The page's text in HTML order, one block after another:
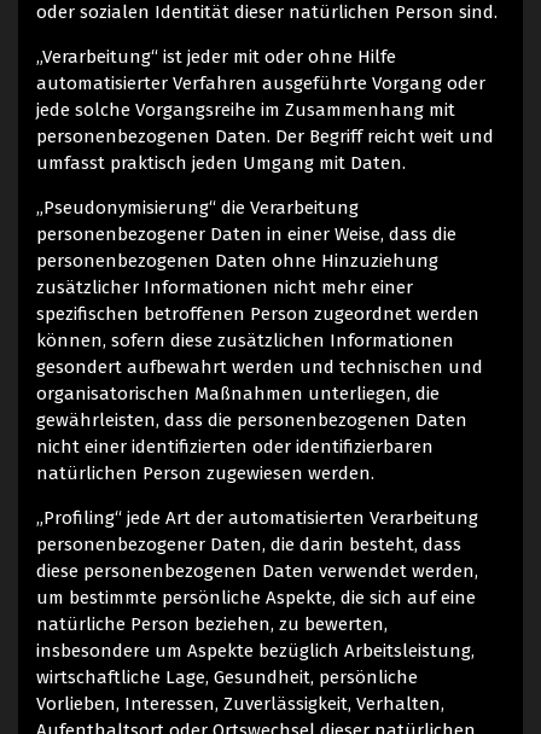
oder sozialen Identität dieser natürlichen Person sind.
„Verarbeitung“ ist jeder mit oder ohne Hilfe
automatisierter Verfahren ausgeführte Vorgang oder
jede solche Vorgangsreihe im Zusammenhang mit
personenbezogenen Daten. Der Begriff reicht weit und
umfasst praktisch jeden Umgang mit Daten.
„Pseudonymisierung“ die Verarbeitung
personenbezogener Daten in einer Weise, dass die
personenbezogenen Daten ohne Hinzuziehung
zusätzlicher Informationen nicht mehr einer
spezifischen betroffenen Person zugeordnet werden
können, sofern diese zusätzlichen Informationen
gesondert aufbewahrt werden und technischen und
organisatorischen Maßnahmen unterliegen, die
gewährleisten, dass die personenbezogenen Daten
nicht einer identifizierten oder identifizierbaren
natürlichen Person zugewiesen werden.
„Profiling“ jede Art der automatisierten Verarbeitung
personenbezogener Daten, die darin besteht, dass
diese personenbezogenen Daten verwendet werden,
um bestimmte persönliche Aspekte, die sich auf eine
natürliche Person beziehen, zu bewerten,
insbesondere um Aspekte bezüglich Arbeitsleistung,
wirtschaftliche Lage, Gesundheit, persönliche
Vorlieben, Interessen, Zuverlässigkeit, Verhalten,